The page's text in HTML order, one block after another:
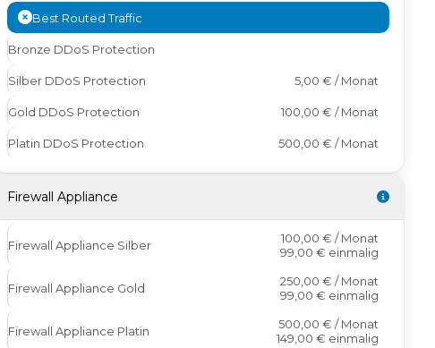
Best Routed Traffic
Bronze DDoS Protection
Silber DDoS Protection 5,00 € / Monat
Gold DDoS Protection 100,00 € / Monat
Platin DDoS Protection 500,00 € / Monat
Firewall Appliance
Firewall Appliance Silber
100,00 € / Monat
99,00 € einmalig
Firewall Appliance Gold
250,00 € / Monat
99,00 € einmalig
Firewall Appliance Platin
500,00 € / Monat
149,00 € einmalig